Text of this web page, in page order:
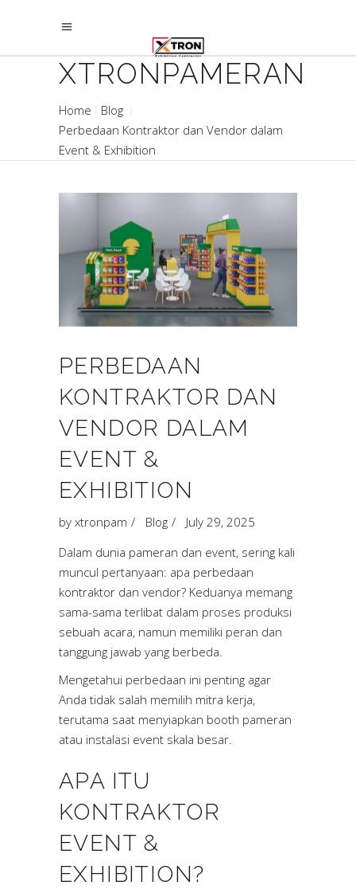
XTRONPAMERAN
Home
Blog
Perbedaan Kontraktor dan Vendor dalam
Event & Exhibition
PERBEDAAN
KONTRAKTOR DAN
VENDOR DALAM
EVENT &
EXHIBITION
by xtronpam Blog
July 29, 2025
Dalam dunia pameran dan event, sering kali
muncul pertanyaan: apa perbedaan
kontraktor dan vendor? Keduanya memang
sama-sama terlibat dalam proses produksi
sebuah acara, namun memiliki peran dan
tanggung jawab yang berbeda.
Mengetahui perbedaan ini penting agar
Anda tidak salah memilih mitra kerja,
terutama saat menyiapkan booth pameran
atau instalasi event skala besar.
APA ITU
KONTRAKTOR
EVENT &
EXHIBITION?